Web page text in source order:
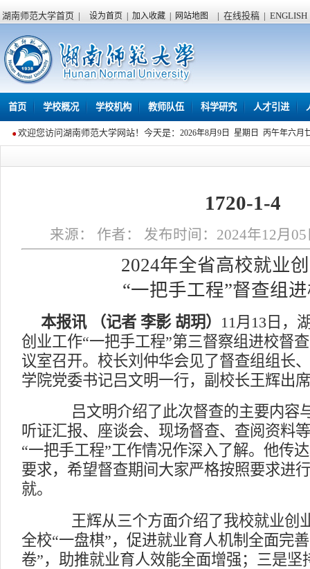
湖南师范大学首页 | 设为首页 加入收藏 网站地图 | 在线投稿 | ENGLISH
首页 学校概况 学校机构 教师队伍 科学研究 人才引进
欢迎您访问湖南师范大学网站！今天是： 2026年8月9日 星期日 丙午年六月
1720-1-4
来源： 作者： 发布时间：2024年12月
2024年全省高校就业
“一把手工程”督查组
本报讯 （记者 李影 胡玥） 11月 13 日，
创业工作“一把手工程”第三督察组进校督
议室召开。校长刘仲华会见了督查组组长
学院党委书记吕文明一行，副校长王辉出
吕文明介绍了此次督查的主要内容
听证汇报、座谈会、现场督查、查阅资料
“一把手工程”工作情况作深入了解。他传
要求，希望督查期间大家严格按照要求进
就。
王辉从三个方面介绍了我校就业创
全校“一盘棋”，促进就业育人机制全面完
卷”，助推就业育人效能全面增强；三是坚